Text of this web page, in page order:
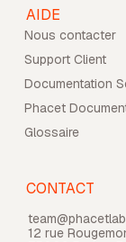
AIDE
Nous contacter
Support Client
Documentation
Phacet
Glossaire
CONTACT
12 rue